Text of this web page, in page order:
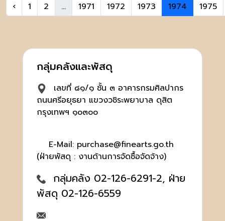
‹ 1 2 ... 1971 1972 1973 1974 1975
กลุ่มคลังและพัสดุ
เลขที่ ๘๑/๑ ชั้น ๓ อาคารกรมศิลปากร
ถนนศรีอยุธยา แขวงวชิระพยาบาล ดุสิต
กรุงเทพฯ ๑๐๓๐๐
E-Mail: purchase@finearts.go.th
(ฝ่ายพัสดุ : งานด้านการจัดซื้อจัดจ้าง)
กลุ่มคลัง 02-126-6291-2, ฝ่าย
พัสดุ 02-126-6559